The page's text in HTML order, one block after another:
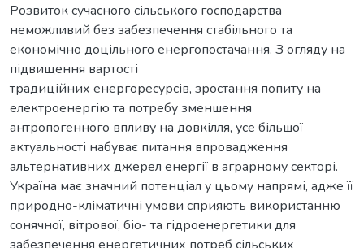
Розвиток сучасного сільського господарства
неможливий без забезпечення стабільного та
економічно доцільного енергопостачання. З огляду на
підвищення вартості
традиційних енергоресурсів, зростання попиту на
електроенергію та потребу зменшення
антропогенного впливу на довкілля, усе більшої
актуальності набуває питання впровадження
альтернативних джерел енергії в аграрному секторі.
Україна має значний потенціал у цьому напрямі, адже її
природно-кліматичні умови сприяють використанню
сонячної, вітрової, біо- та гідроенергетики для